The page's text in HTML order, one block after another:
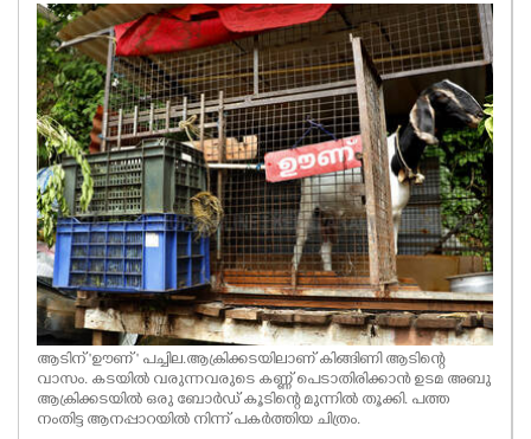
വർഷ ഹ്യൂമാനിറ്റീസ് വിദ്യാർത്ഥി കാഴ്ച പരിമിതിയേമറികടന്ന് ഗോൾ
അടിക്കുന്നു
ആടിന് 'ഊണ് ' പച്ചില.ആക്രിക്കടയിലാണ് കിങ്ങിണി ആടിന്റെ
വാസം. കടയിൽ വരുന്നവരുടെ കണ്ണ് പെടാതിരിക്കാൻ ഉടമ അബു
ആക്രിക്കടയിൽ ഒരു ബോർഡ് കൂടിന്റെ മുന്നിൽ തൂക്കി. പത്ത
നംതിട്ട ആനപ്പാറയിൽ നിന്ന് പകർത്തിയ ചിത്രം.